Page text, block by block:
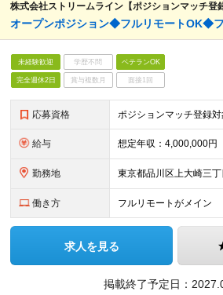
株式会社ストリームライン【ポジションマッチ登
オープンポジション◆フルリモートOK◆
未経験歓迎 学歴不問 ベテランOK
完全週休2日 賞与複数月 面接1回
応募資格
給与
勤務地
働き方 フルリモートがメイン
求人を見る
掲載終了予定日：